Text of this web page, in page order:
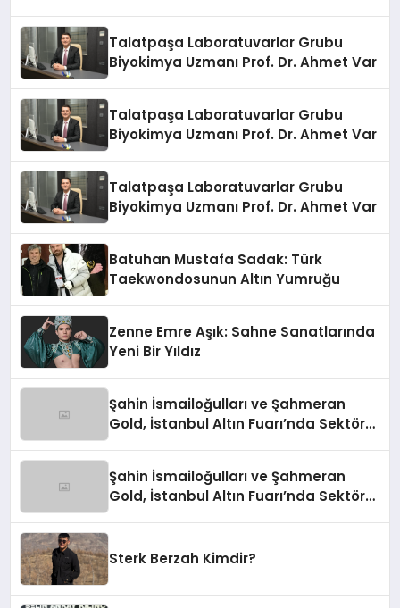
Talatpaşa Laboratuvarlar Grubu
Biyokimya Uzmanı Prof. Dr. Ahmet Var
Talatpaşa Laboratuvarlar Grubu
Biyokimya Uzmanı Prof. Dr. Ahmet Var
Talatpaşa Laboratuvarlar Grubu
Biyokimya Uzmanı Prof. Dr. Ahmet Var
Batuhan Mustafa Sadak: Türk
Taekwondosunun Altın Yumruğu
Zenne Emre Aşık: Sahne Sanatlarında
Yeni Bir Yıldız
Şahin İsmailoğulları ve Şahmeran
Gold, İstanbul Altın Fuarı’nda Sektöre
Şahin İsmailoğulları ve Şahmeran
Gold, İstanbul Altın Fuarı’nda Sektöre
Sterk Berzah Kimdir?